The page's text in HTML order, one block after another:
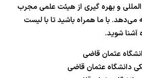
المللی و بهره گیری از هیئت علمی مجرب
می‌دهد. با ما همراه باشید تا با لیست
آشنا شوید.
عثمان قاضی
دانشگاه عثمان قاضی